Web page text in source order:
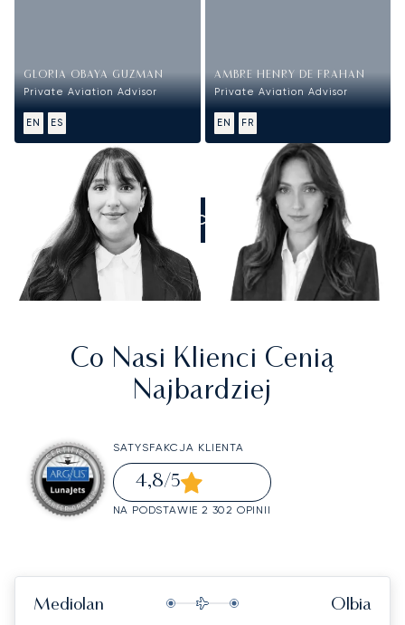
GLORIA OBAYA GUZMAN
Private Aviation Advisor
EN ES
AMBRE HENRY DE FRAHAN
Private Aviation Advisor
EN FR
ZADZWOŃCIE DO NAS
Co Nasi Klienci Cenią
Najbardziej
SATYSFAKCJA KLIENTA
4,8/5
NA PODSTAWIE 2 302 OPINII
Mediolan Olbia